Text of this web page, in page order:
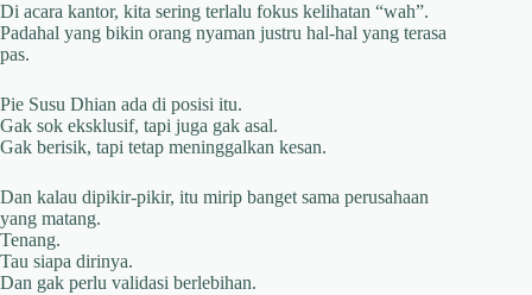
Di acara kantor, kita sering terlalu fokus kelihatan “wah”.
Padahal yang bikin orang nyaman justru hal-hal yang terasa
pas.
Pie Susu Dhian ada di posisi itu.
Gak sok eksklusif, tapi juga gak asal.
Gak berisik, tapi tetap meninggalkan kesan.
Dan kalau dipikir-pikir, itu mirip banget sama perusahaan
yang matang.
Tenang.
Tau siapa dirinya.
Dan gak perlu validasi berlebihan.